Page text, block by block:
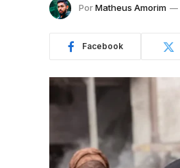
PorMatheus Amorim
Facebook